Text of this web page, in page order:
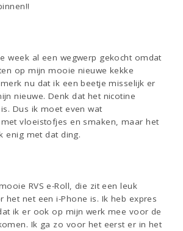
week al een wegwerp gekocht omdat
op mijn mooie nieuwe kekke
nu dat ik een beetje misselijk er
nieuwe. Denk dat het nicotine
Dus ik moet even wat
vloeistofjes en smaken, maar het
enig met dat ding.
RVS e-Roll, die zit een leuk
het net een i-Phone is. Ik heb expres
ik er ook op mijn werk mee voor de
Ik ga zo voor het eerst er in het